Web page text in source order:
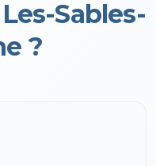
Sables-
?